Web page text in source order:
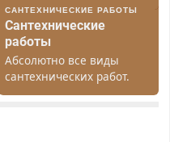
САНТЕХНИЧЕСКИЕ РАБОТЫ
Сантехнические
работы
Абсолютно все виды
сантехнических работ.
Быстро. Качественно.